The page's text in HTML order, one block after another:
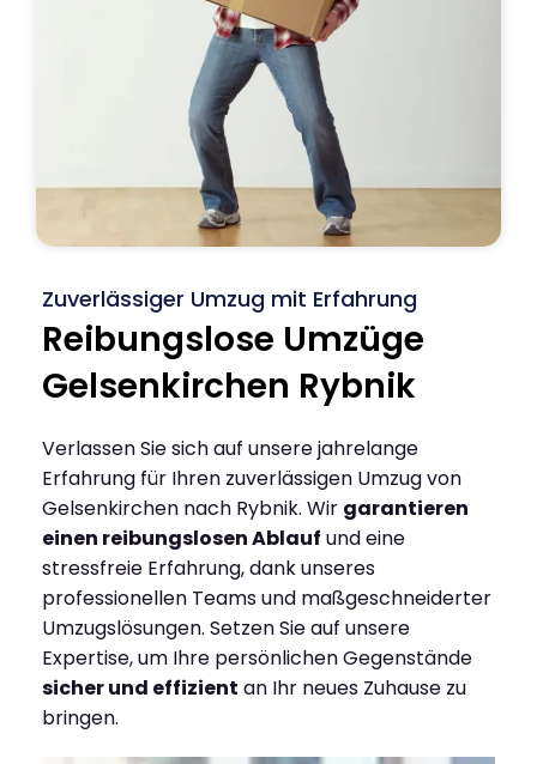
Zuverlässiger Umzug mit Erfahrung
Reibungslose Umzüge
Gelsenkirchen Rybnik
Verlassen Sie sich auf unsere jahrelange
Erfahrung für Ihren zuverlässigen Umzug von
Gelsenkirchen nach Rybnik. Wir garantieren
einen reibungslosen Ablauf und eine
stressfreie Erfahrung, dank unseres
professionellen Teams und maßgeschneiderter
Umzugslösungen. Setzen Sie auf unsere
Expertise, um Ihre persönlichen Gegenstände
sicher und effizient an Ihr neues Zuhause zu
bringen.